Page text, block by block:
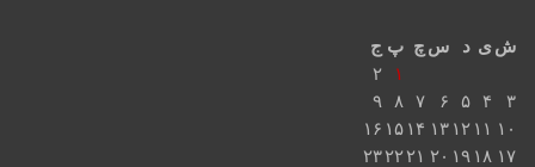
شی د س چ پ ج
۱
۲
۳
۴ ۵ ۶ ۷ ۸
۹
۱۰ ۱۱ ۱۲ ۱۳ ۱۴ ۱۵ ۱۶
۱۷ ۱۸ ۱۹ ۲۰ ۲۱ ۲۲۲۳